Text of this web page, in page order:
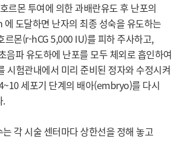
르몬 투여에 의한 과배란유도 후 난포의
도달하면 난자의 최종 성숙을 유도하는
르몬(r-hCG 5,000 IU)를 피하 주사하고,
음파 유도하에 난포를 모두 체외로 흡인하여
시험관내에서 미리 준비된 정자와 수정시켜
세포기 단계의 배아(embryo)를 다시
.
각 시술 센터마다 상한선을 정해 놓고